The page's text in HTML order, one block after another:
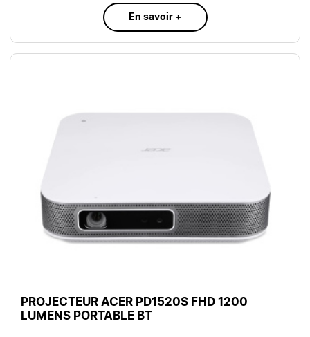
En savoir +
PROJECTEUR ACER PD1520S FHD 1200
LUMENS PORTABLE BT